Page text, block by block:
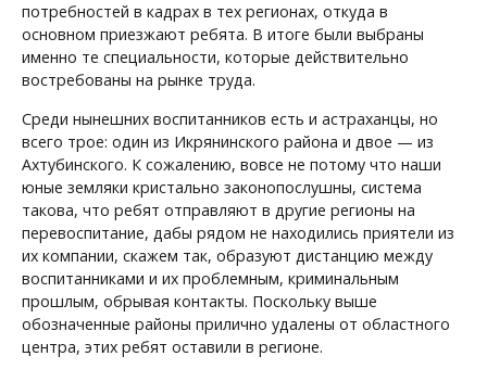
потребностей в кадрах в тех регионах, откуда в
основном приезжают ребята. В итоге были выбраны
именно те специальности, которые действительно
востребованы на рынке труда.
Среди нынешних воспитанников есть и астраханцы, но
всего трое: один из Икрянинского района и двое — из
Ахтубинского. К сожалению, вовсе не потому что наши
юные земляки кристально законопослушны, система
такова, что ребят отправляют в другие регионы на
перевоспитание, дабы рядом не находились приятели из
их компании, скажем так, образуют дистанцию между
воспитанниками и их проблемным, криминальным
прошлым, обрывая контакты. Поскольку выше
обозначенные районы прилично удалены от областного
центра, этих ребят оставили в регионе.